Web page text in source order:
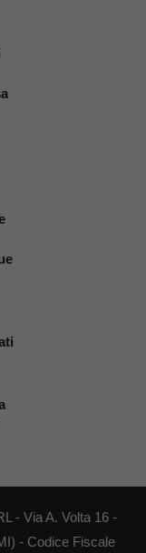
- Via A. Volta 16 -
- Codice Fiscale